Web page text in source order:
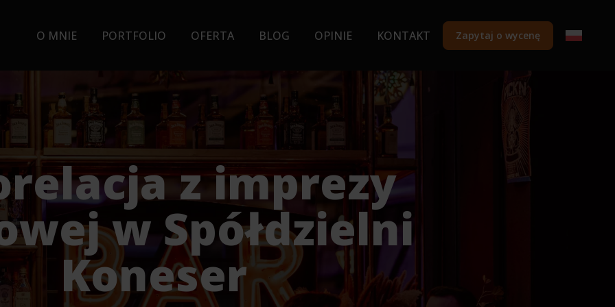
O MNIE PORTFOLIO OFERTA BLOG OPINIE KONTAKT Zapytaj o wycenę
z imprezy
w Spółdzielni
Koneser